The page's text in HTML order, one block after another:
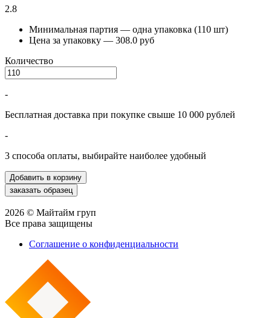
2.8
Минимальная партия — одна упаковка (110 шт)
Цена за упаковку — 308.0 руб
Количество
-
Бесплатная доставка при покупке свыше 10 000 рублей
-
3 способа оплаты, выбирайте наиболее удобный
2026 © Майтайм груп
Все права защищены
Соглашение о конфиденциальности